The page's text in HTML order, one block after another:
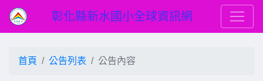
彰化縣新水國小全球資訊網
首頁 公告列表 公告內容